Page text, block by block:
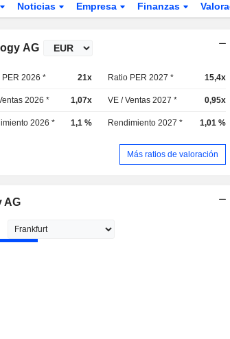
Noticias Empresa Finanzas
AG
PER 2026 * 21x Ratio PER 2027 * 15,4x
2026 * 1,07x VE / Ventas 2027 * 0,95x
2026 * 1,1 % Rendimiento 2027 * 1,01 %
Más ratios de valoración
AG